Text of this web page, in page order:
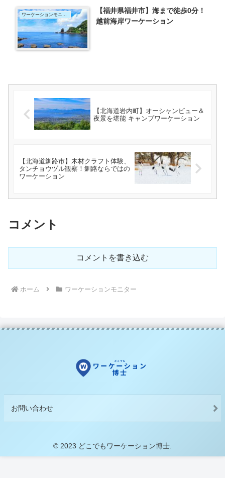
【福井県福井市】海まで徒歩0分！
越前海岸ワーケーション
【北海道岩内町】オーシャンビュー＆
夜景を堪能 キャンプワーケーション
【北海道釧路市】木材クラフト体験、
タンチョウヅル観察！釧路ならではの
ワーケーション
コメント
コメントを書き込む
ホーム ワーケーションモニター
お問い合わせ
© 2023 どこでもワーケーション博士.